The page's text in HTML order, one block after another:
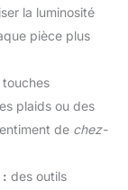
la luminosité
pièce plus
plaids ou des
de chez-
: des outils